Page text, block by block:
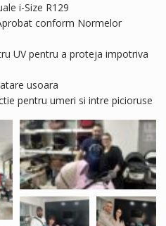
i-Size R129
conform Normelor
UV pentru a proteja impotriva
usoara
pentru umeri si intre picioruse